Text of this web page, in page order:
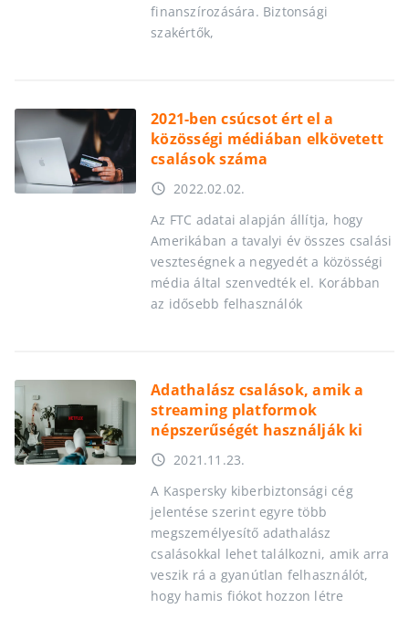
finanszírozására. Biztonsági
szakértők,
2021-ben csúcsot ért el a
közösségi médiában elkövetett
csalások száma
access_time 2022.02.02.
Az FTC adatai alapján állítja, hogy
Amerikában a tavalyi év összes csalási
veszteségnek a negyedét a közösségi
média által szenvedték el. Korábban
az idősebb felhasználók
Adathalász csalások, amik a
streaming platformok
népszerűségét használják ki
access_time 2021.11.23.
A Kaspersky kiberbiztonsági cég
jelentése szerint egyre több
megszemélyesítő adathalász
csalásokkal lehet találkozni, amik arra
veszik rá a gyanútlan felhasználót,
hogy hamis fiókot hozzon létre